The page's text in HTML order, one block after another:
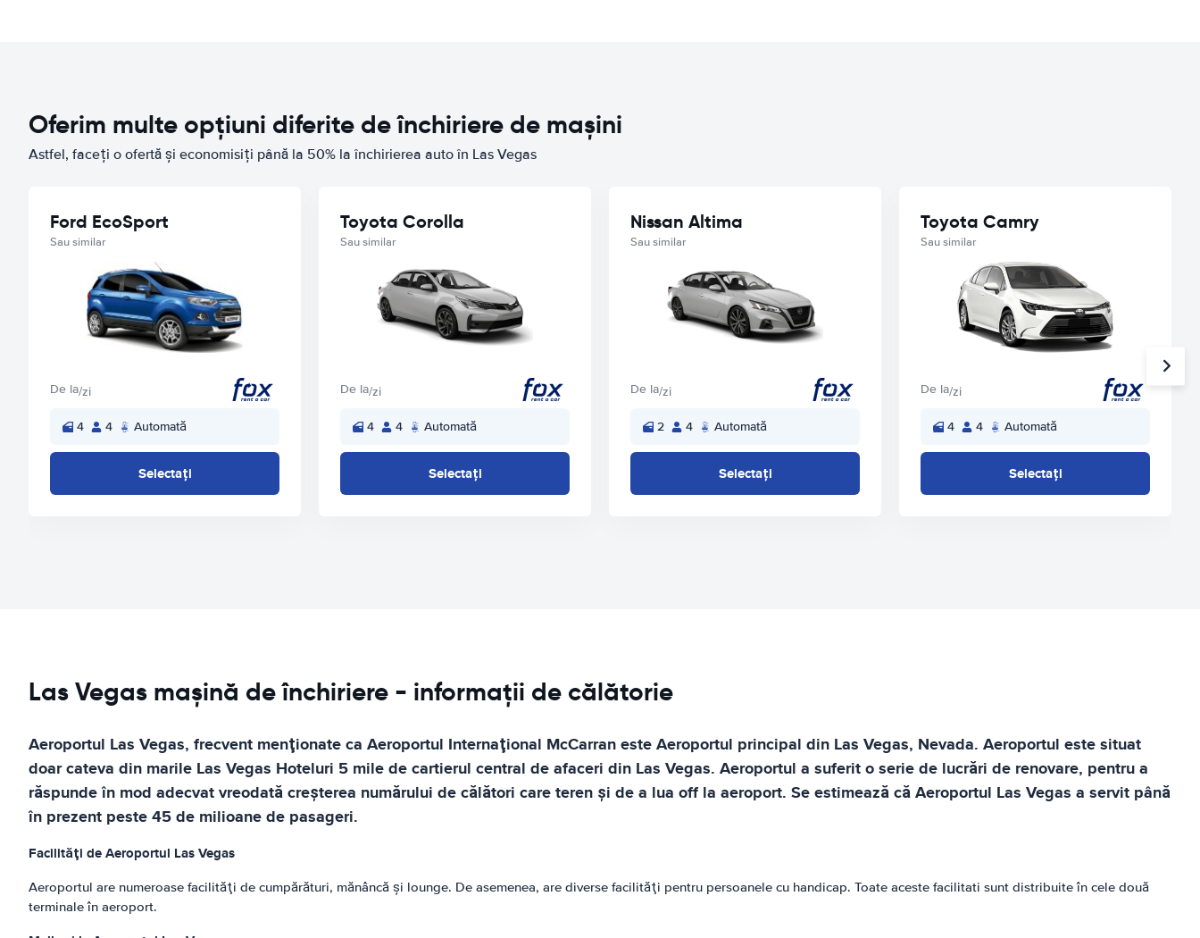
Oferim multe opțiuni diferite de închiriere de mașini
Astfel, faceți o ofertă și economisiți până la 50% la închirierea auto în Las Vegas
Ford EcoSport
Sau similar
De la/zi
4 4 Automată
Selectați
Toyota Corolla
Sau similar
De la/zi
4 4 Automată
Selectați
Nissan Altima
Sau similar
De la/zi
2 4 Automată
Selectați
Toyota Camry
Sau similar
De la/zi
4 4 Automată
Selectați
Las Vegas mașină de închiriere - informații de călătorie
Aeroportul Las Vegas, frecvent menţionate ca Aeroportul Internaţional McCarran este Aeroportul principal din Las Vegas, Nevada. Aeroportul este situat
doar cateva din marile Las Vegas Hoteluri 5 mile de cartierul central de afaceri din Las Vegas. Aeroportul a suferit o serie de lucrări de renovare, pentru a
răspunde în mod adecvat vreodată creşterea numărului de călători care teren şi de a lua off la aeroport. Se estimează că Aeroportul Las Vegas a servit până
în prezent peste 45 de milioane de pasageri.
Facilităţi de Aeroportul Las Vegas
Aeroportul are numeroase facilităţi de cumpărături, mănâncă şi lounge. De asemenea, are diverse facilităţi pentru persoanele cu handicap. Toate aceste facilitati sunt distribuite în cele două
terminale în aeroport.